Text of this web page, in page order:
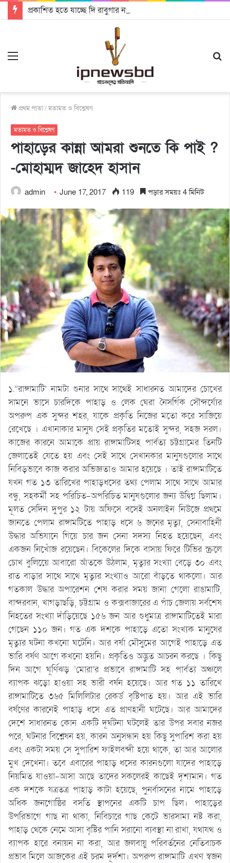
প্রকাশিত হতে যাচ্ছে দি রাবুগার নতুন গান ‘Baljanggi’
প্রথম পাতা/মতামত ও বিশ্লেষণ
মতামত ও বিশ্লেষণ
পাহাড়ের কান্না আমরা শুনতে কি পাই ?
-মোহাম্মদ জাহেদ হাসান
admin June 17, 2017 119 পড়ার সময়ঃ 4 মিনিট
১.”রাঙ্গামাটি’ নামটা শুনার সাথে সাথেই সাধারনত আমাদের চোখের
সামনে ভাসে চারদিকে পাহাড় ও লেক ঘেরা নৈসর্গিক সৌন্দর্য্যের
অপরুপ এক সুন্দর শহর, যাকে প্রকৃতি নিজের মতো করে সাজিয়ে
রেখেছে । এখানাকার মানুষ সেই প্রকৃতির মতোই সুন্দর, সহজ সরল।
কাজের কারনে আমাকে প্রায় রাঙ্গামাটিসহ পার্বত্য চট্টগ্রামের তিনটি
জেলাতেই যেতে হয় এবং সেই সাথে সেখানকার মানুষগুলোর সাথে
নিবিড়ভাবে কাজ করার অভিজ্ঞতাও আমার হয়েছে । তাই রাঙ্গামাটিতে
যখন গত ১৩ তারিখের পাহাড়ধসের তথ্য পেলাম সাথে সাথে আমার
বন্ধু, সহকর্মী সহ পরিচিত-অপরিচিত মানুষগুলোর জন্য উদ্বিগ্ন ছিলাম।
মূলত সেদিন দুপুর ১২ টায় অফিসে বসেই অনলাইন নিউজে প্রথমে
জানতে পেলাম রাঙ্গামটিতে পাহাড় ধসে ৬ জনের মৃত্যু, সেনাবাহিনী
উদ্ধার অভিযানে গিয়ে চার জন সেনা সদস্য নিহত হয়েছেন, এবং
একজন নিখোঁজ রয়েছেন। বিকেলের দিকে বাসায় ফিরে টিভির স্ক্রলে
চোখ বুলিয়েে আবারো আঁতকে উঠলাম, মৃত্যুর সংখ্যা বেড়ে ৩০ এবং
রাত বাড়ার সাথে সাথে মৃত্যুর সংখ্যাও আরো বাঁড়তে থাকলো। আর
গতকাল উদ্ধার অপারেশন শেষ করার সময় জানা গেলো রাঙামাটি,
বান্দরবান, খাগড়াছড়ি, চট্টগ্রাম ও কক্সবাজারের এ পাঁচ জেলায় সর্বশেষ
নিহতের সংখ্যা দাঁড়িয়েছে ১৫৬ জন আর শুধুমাত্র রাঙ্গামাটিতেই মারা
গেছেন ১১০ জন। গত এক দশকে পাহাড়ে এতো সংখ্যক মানুষের
মৃত্যুর ঘটনা কখনো ঘটেনি। আর বর্ষা মৌসুমের আগেই পাহাড়ে এত
ভারি বর্ষণ আগে কখনো হয়নি। প্রকৃতিও অদ্ভুত আচরন করছে । কিছু
দিন আগে ঘূর্ণিঝড় ‘মোরা’র প্রভাবে রাঙ্গামাটি সহ পার্বত্য অঞ্চলে
ব্যাপক ঝড়ো হাওয়া সহ ভারী বর্ষন হয়েছে। আর গত ১১ তারিখে
রাঙ্গামাটিতে ৩৬৫ মিলিলিটার রেকর্ড বৃষ্টিপাত হয়। আর এই ভারি
বর্ষণের কারনেই পাহাড় ধসে এত প্রাণহানী ঘটেছে। আর আমাদের
দেশে সাধারনত কোন একটি দূর্ঘটনা ঘটলেই তার উপর সবার নজর
পরে, ঘটনার বিশ্লেষন হয়, কারন অনুসন্ধান হয় কিছু সুপারিশ করা হয়
এবং একটা সময় সে সুপারিশ ফাইলবন্দী হয়ে থাকে, তা আর আলোর
মুখ দেখেনা। তবে এবারের পাহাড় ধসের কারনগুলো যাদের পাহাড়ে
নিয়মিত যাওয়া-আসা আছে তাদের সকলেরই কাছেই দৃশ্যমান। গত
এক দশকে যত্রতত্র পাহাড় কাটা হয়েছে, পুনর্বাসনের নামে পাহাড়ে
অধিক জনগোষ্ঠির বসতি স্থাপনের একটি চাপ ছিল। পাহাড়ের
উপরিভাগে গাছ না থাকা, নিবিচারে গাছ কেটে ভারসাম্য নষ্ট করা,
পাহাড় থেকে নেমে আসা বৃষ্টির পানি সরানো ব্যবস্থা না রাখা, যথাযথ ও
ব্যাপক হারে বনায়ন না করা, আর জলবায়ু পরিবর্তনের নেতিবাচক
প্রভাব মিলে আজকের এই চরম দূর্দশা। অপরুপ রাঙ্গামাটি এখণ স্বজন